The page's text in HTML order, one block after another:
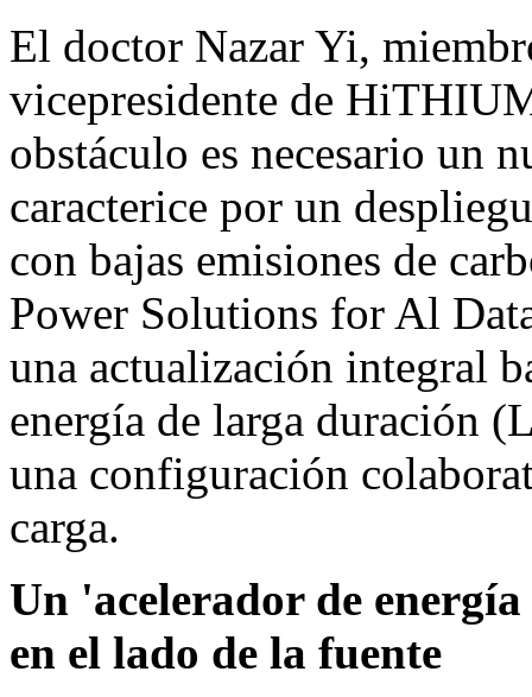
El doctor Nazar Yi,
vicepresidente de
obstáculo es necesario un
caracterice por un
con bajas emisiones de
Power Solutions for Al
una actualización integral
energía de larga duración
una configuración
carga.
Un 'acelerador de
en el lado de la fuente